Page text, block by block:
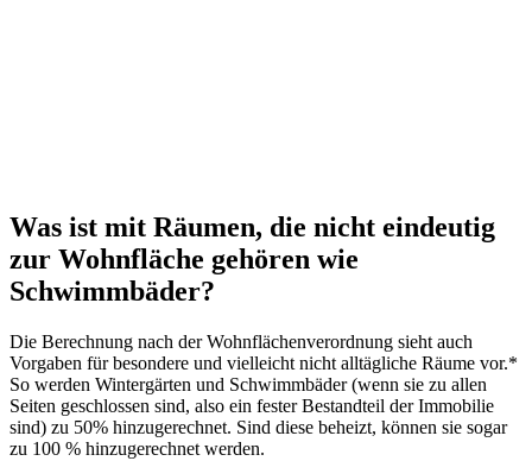
Was ist mit Räumen, die nicht eindeutig
zur Wohnfläche gehören wie
Schwimmbäder?
Die Berechnung nach der Wohnflächenverordnung sieht auch
Vorgaben für besondere und vielleicht nicht alltägliche Räume vor.*
So werden Wintergärten und Schwimmbäder (wenn sie zu allen
Seiten geschlossen sind, also ein fester Bestandteil der Immobilie
sind) zu 50% hinzugerechnet. Sind diese beheizt, können sie sogar
zu 100 % hinzugerechnet werden.